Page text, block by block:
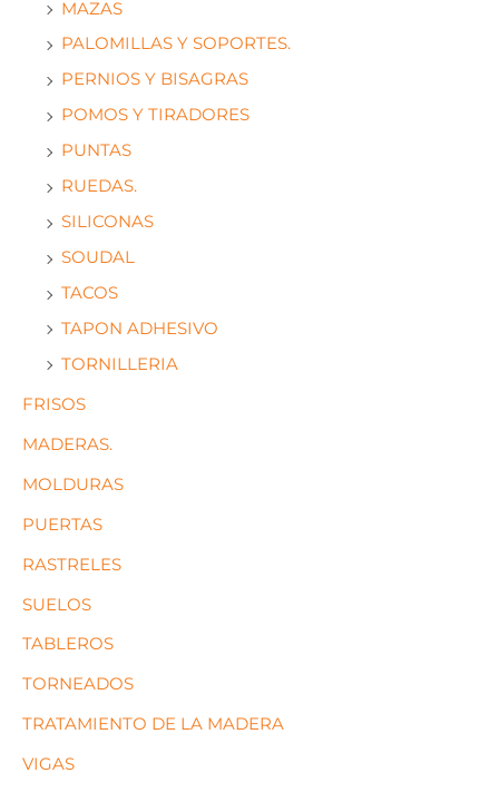
MAZAS
PALOMILLAS Y SOPORTES.
PERNIOS Y BISAGRAS
POMOS Y TIRADORES
PUNTAS
RUEDAS.
SILICONAS
SOUDAL
TACOS
TAPON ADHESIVO
TORNILLERIA
FRISOS
MADERAS.
MOLDURAS
PUERTAS
RASTRELES
SUELOS
TABLEROS
TORNEADOS
TRATAMIENTO DE LA MADERA
VIGAS